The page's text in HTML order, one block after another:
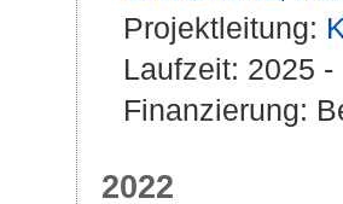
Projektleitung:
Laufzeit: 2025
Finanzierung:
2022